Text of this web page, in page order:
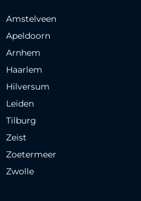
Amstelveen
Apeldoorn
Arnhem
Haarlem
Hilversum
Leiden
Tilburg
Zeist
Zoetermeer
Zwolle